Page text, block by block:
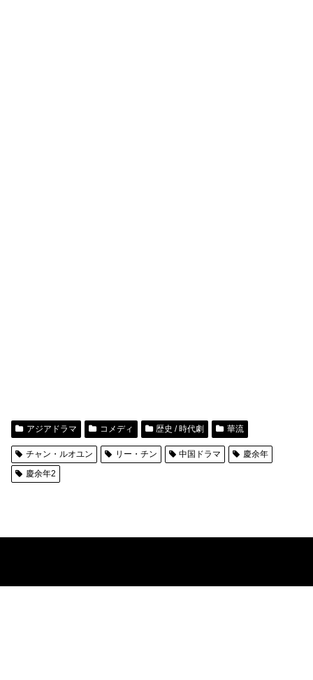
アジアドラマ コメディ 歴史 / 時代劇 華流
チャン・ルオユン リー・チン 中国ドラマ
慶余年
慶余年2